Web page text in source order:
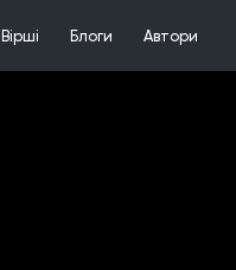
Вірші Блоги Автори